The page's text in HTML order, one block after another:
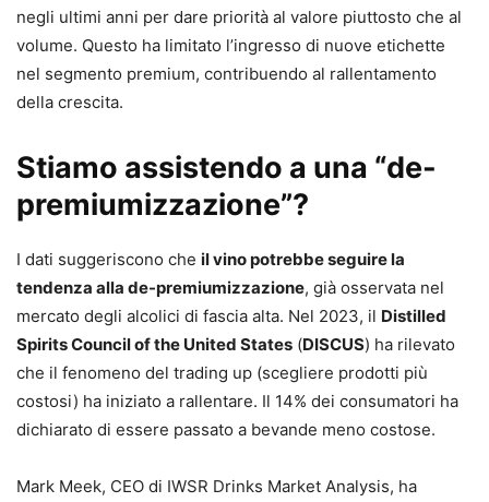
negli ultimi anni per dare priorità al valore piuttosto che al
volume. Questo ha limitato l’ingresso di nuove etichette
nel segmento premium, contribuendo al rallentamento
della crescita.
Stiamo assistendo a una “de-
premiumizzazione”?
I dati suggeriscono che il vino potrebbe seguire la
tendenza alla de-premiumizzazione, già osservata nel
mercato degli alcolici di fascia alta. Nel 2023, il Distilled
Spirits Council of the United States (DISCUS) ha rilevato
che il fenomeno del trading up (scegliere prodotti più
costosi) ha iniziato a rallentare. Il 14% dei consumatori ha
dichiarato di essere passato a bevande meno costose.
Mark Meek, CEO di IWSR Drinks Market Analysis, ha